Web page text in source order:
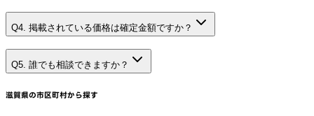
Q4. 掲載されている価格は確定金額ですか？
Q5. 誰でも相談できますか？
滋賀県の市区町村から探す